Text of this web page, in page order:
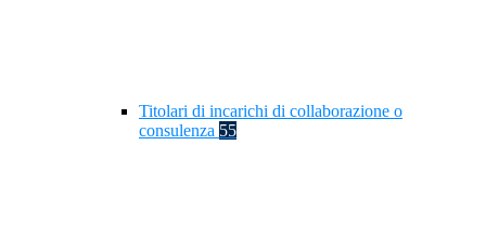
Titolari di incarichi di collaborazione o
consulenza 55